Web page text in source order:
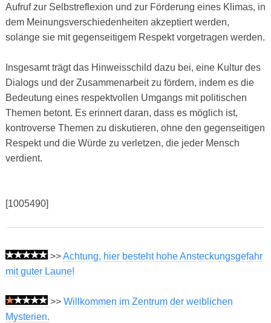
Aufruf zur Selbstreflexion und zur Förderung eines Klimas, in
dem Meinungsverschiedenheiten akzeptiert werden,
solange sie mit gegenseitigem Respekt vorgetragen werden.
Insgesamt trägt das Hinweisschild dazu bei, eine Kultur des
Dialogs und der Zusammenarbeit zu fördern, indem es die
Bedeutung eines respektvollen Umgangs mit politischen
Themen betont. Es erinnert daran, dass es möglich ist,
kontroverse Themen zu diskutieren, ohne den gegenseitigen
Respekt und die Würde zu verletzen, die jeder Mensch
verdient.
[1005490]
>>Achtung, hier besteht hohe Ansteckungsgefahr
mit guter Laune!
>> Willkommen im Zentrum der weiblichen
Mysterien.